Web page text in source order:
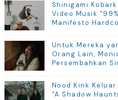
Shinigami
Video Musik
Manifesto
Untuk Mereka
Orang Lain,
Persembahkan
Nood Kink
"A Shadow